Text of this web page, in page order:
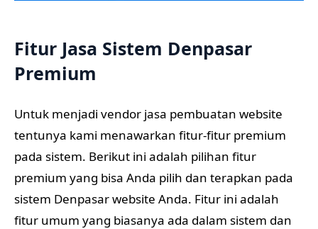
Fitur Jasa Sistem Denpasar
Premium
Untuk menjadi vendor jasa pembuatan website
tentunya kami menawarkan fitur-fitur premium
pada sistem. Berikut ini adalah pilihan fitur
premium yang bisa Anda pilih dan terapkan pada
sistem Denpasar website Anda. Fitur ini adalah
fitur umum yang biasanya ada dalam sistem dan